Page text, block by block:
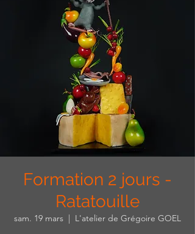
Formation 2 jours -
Ratatouille
sam. 19 mars
  |
L'atelier de Grégoire GOEL